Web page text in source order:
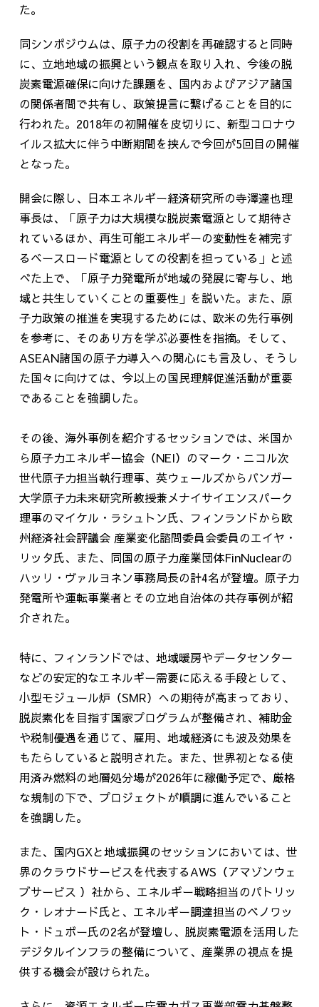
た。
同シンポジウムは、原子力の役割を再確認すると同時
に、立地地域の振興という観点を取り入れ、今後の脱
炭素電源確保に向けた課題を、国内およびアジア諸国
の関係者間で共有し、政策提言に繋げることを目的に
行われた。 2018年の初開催を皮切りに、新型コロナウ
イルス拡大に伴う中断期間を挟んで今回が5回目の開催
となった。
開会に際し、日本エネルギー経済研究所の寺澤達也理
事長は、「原子力は大規模な脱炭素電源として期待さ
れているほか、再生可能エネルギーの変動性を補完す
るベースロード電源としての役割を担っている」と述
べた上で、「原子力発電所が地域の発展に寄与し、地
域と共生していくことの重要性」を説いた。また、原
子力政策の推進を実現するためには、欧米の先行事例
を参考に、そのあり方を学ぶ必要性を指摘。そして、
ASEAN諸国の原子力導入への関心にも言及し、そうし
た国々に向けては、今以上の国民理解促進活動が重要
であることを強調した。
その後、海外事例を紹介するセッションでは、米国か
ら原子力エネルギー協会（NEI）のマーク・ニコル次
世代原子力担当執行理事、英ウェールズからバンガー
大学原子力未来研究所教授兼メナイサイエンスパーク
理事のマイケル・ラシュトン氏、フィンランドから欧
州経済社会評議会 産業変化諮問委員会委員のエイヤ・
リッタ氏、また、同国の原子力産業団体FinNuclearの
ハッリ・ヴァルヨネン事務局長の計4名が登壇。原子力
発電所や運転事業者とその立地自治体の共存事例が紹
介された。
特に、フィンランドでは、地域暖房やデータセンター
などの安定的なエネルギー需要に応える手段として、
小型モジュール炉（SMR）への期待が高まっており、
脱炭素化を目指す国家プログラムが整備され、補助金
や税制優遇を通じて、雇用、地域経済にも波及効果を
もたらしていると説明された。また、世界初となる使
用済み燃料の地層処分場が2026年に稼働予定で、厳格
な規制の下で、プロジェクトが順調に進んでいること
を強調した。
また、国内GXと地域振興のセッションにおいては、世
界のクラウドサービスを代表するAWS （アマゾンウェ
ブサービス ）社から、エネルギー戦略担当のパトリッ
ク・レオナード氏と、エネルギー調達担当のベノワッ
ト・ドュボー氏の2名が登壇し、脱炭素電源を活用した
デジタルインフラの整備について、産業界の視点を提
供する機会が設けられた。